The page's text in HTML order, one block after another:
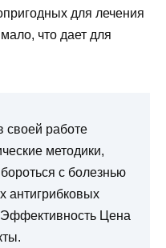
для лечения
что дает для
своей работе
методики,
с болезнью
антигрибковых
Эффективность Цена